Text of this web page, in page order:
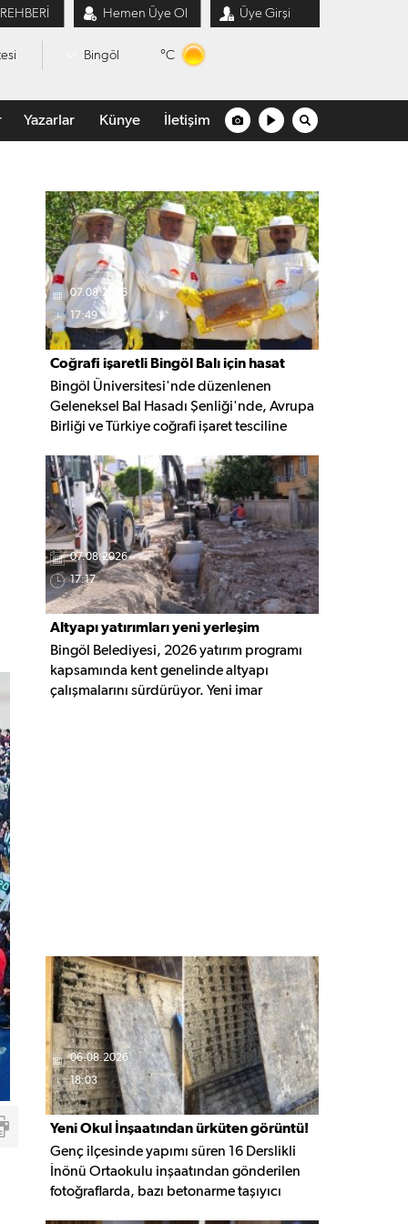
Hemen Üye Ol Üye Girşi
Bingöl °C
Yazarlar Künye İletişim
07.08.2026
17:49
Coğrafi işaretli Bingöl Balı için hasat
şenliği düzenlendi
Bingöl Üniversitesi'nde düzenlenen
Geleneksel Bal Hasadı Şenliği'nde, Avrupa
Birliği ve Türkiye coğrafi işaret tesciline
gerçekleştirildi. Programa YÖKAK Başkanı
Prof. Dr. Ümit Kocabıçak ile çok sayıda
kurum temsilcisi katıldı.
07.08.2026
17:17
Altyapı yatırımları yeni yerleşim
alanlarına taşınıyor
Bingöl Belediyesi, 2026 yatırım programı
kapsamında kent genelinde altyapı
çalışmalarını sürdürüyor. Yeni imar
06.08.2026
18:03
Yeni Okul İnşaatından ürküten görüntü!
Genç ilçesinde yapımı süren 16 Derslikli
İnönü Ortaokulu inşaatından gönderilen
fotoğraflarda, bazı betonarme taşıyıcı